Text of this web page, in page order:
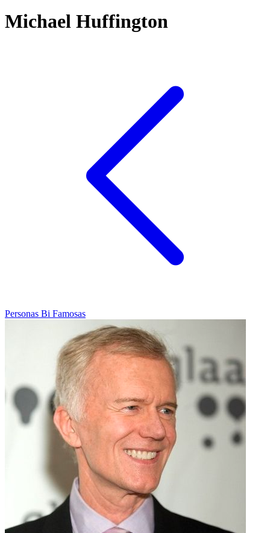
Michael Huffington
Personas Bi Famosas